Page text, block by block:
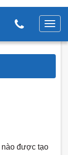
T
nào được tạo